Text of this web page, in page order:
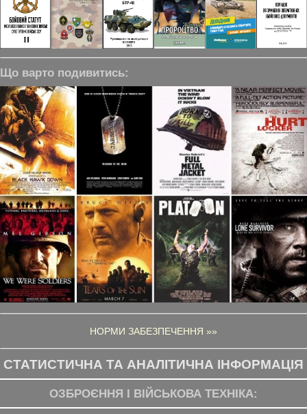
Що варто подивитись:
НОРМИ ЗАБЕЗПЕЧЕННЯ »»
СТАТИСТИЧНА ТА АНАЛІТИЧНА ІНФОРМАЦІЯ
ОЗБРОЄННЯ І ВІЙСЬКОВА ТЕХНІКА: